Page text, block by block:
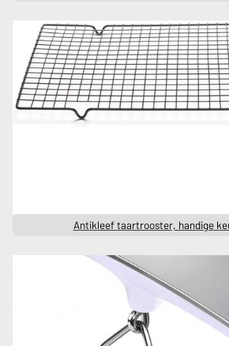
Antikleef taartrooster, handige